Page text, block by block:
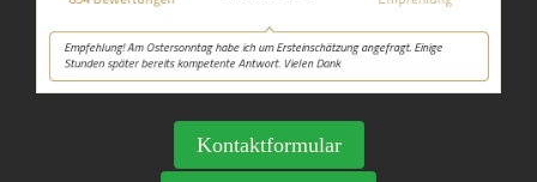
Kontaktformular